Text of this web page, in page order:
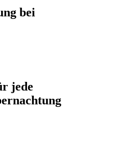
bei
jede